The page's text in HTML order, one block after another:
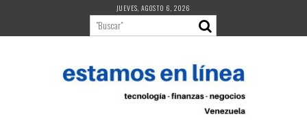
contenido
JUEVES, AGOSTO 6, 2026